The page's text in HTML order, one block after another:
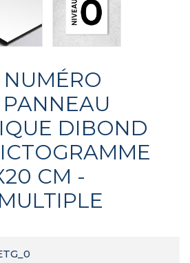
DIBOND
CM -